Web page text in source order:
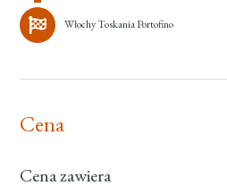
Włochy Toskania Portofino
Cena
Cena zawiera